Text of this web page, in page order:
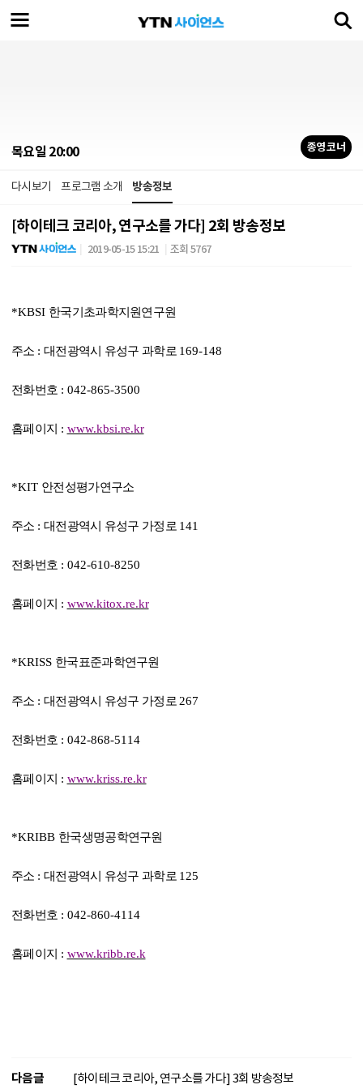
목요일 20:00 종영 코너
다시보기 프로그램 소개 방송정보
[하이테크 코리아, 연구소를 가다] 2회 방송정보
2019-05-15 15:21 조회 5767
*KBSI 한국기초과학지원연구원
주소 : 대전광역시 유성구 과학로 169-148
전화번호 : 042-865-3500
홈페이지 : www.kbsi.re.kr
*KIT 안전성평가연구소
주소 : 대전광역시 유성구 가정로 141
전화번호 : 042-610-8250
홈페이지 : www.kitox.re.kr
*KRISS 한국표준과학연구원
주소 : 대전광역시 유성구 가정로 267
전화번호 : 042-868-5114
홈페이지 : www.kriss.re.kr
*KRIBB 한국생명공학연구원
주소 : 대전광역시 유성구 과학로 125
전화번호 : 042-860-4114
홈페이지 : www.kribb.re.k
다음글 [하이테크 코리아, 연구소를 가다] 3회 방송정보